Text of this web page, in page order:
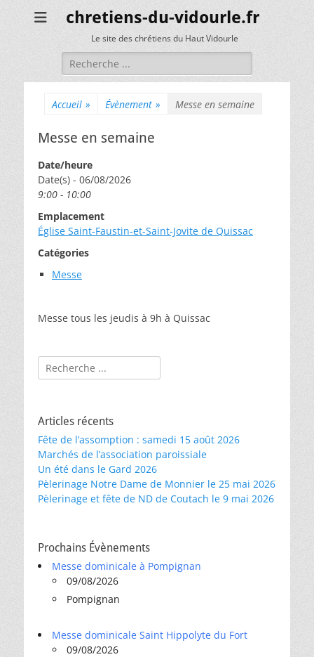
chretiens-du-vidourle.fr
Le site des chrétiens du Haut Vidourle
Rechercher :
Accueil » Évènement » Messe en semaine
Messe en semaine
Date/heure
Date(s) - 06/08/2026
9:00 - 10:00
Emplacement
Église Saint-Faustin-et-Saint-Jovite de Quissac
Catégories
Messe
Messe tous les jeudis à 9h à Quissac
Rechercher :
Articles récents
Fête de l’assomption : samedi 15 août 2026
Marchés de l’association paroissiale
Un été dans le Gard 2026
Pèlerinage Notre Dame de Monnier le 25 mai 2026
Pèlerinage et fête de ND de Coutach le 9 mai 2026
Prochains Évènements
Messe dominicale à Pompignan
09/08/2026
Pompignan
Messe dominicale Saint Hippolyte du Fort
09/08/2026